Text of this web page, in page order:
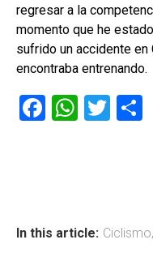
regresar a la
momento que he
sufrido un accidente en
encontraba entrenando.
F
ok
W
p
T
In this article: Ciclismo,